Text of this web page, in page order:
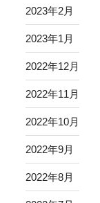
2023年2月
2023年1月
2022年12月
2022年11月
2022年10月
2022年9月
2022年8月